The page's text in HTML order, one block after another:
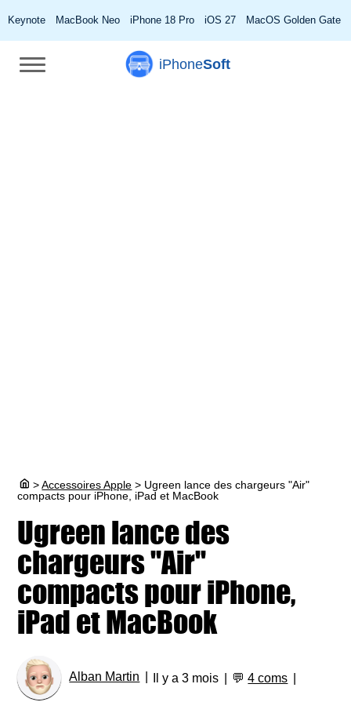
Keynote MacBook Neo iPhone 18 Pro iOS 27 MacOS Golden Gate
iPhoneSoft
> Accessoires Apple > Ugreen lance des chargeurs "Air"
compacts pour iPhone, iPad et MacBook
Ugreen lance des
chargeurs "Air"
compacts pour iPhone,
iPad et MacBook
Alban Martin Il y a 3 mois 💬4 coms